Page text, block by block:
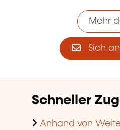
Mehr
Sich
Schneller
Anhand von